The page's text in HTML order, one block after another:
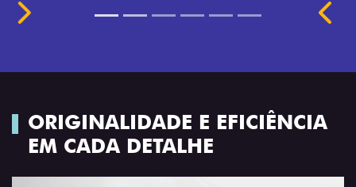
Previous
Rodas de liga leve
ORIGINALIDADE E EFICIÊNCIA
EM CADA DETALHE